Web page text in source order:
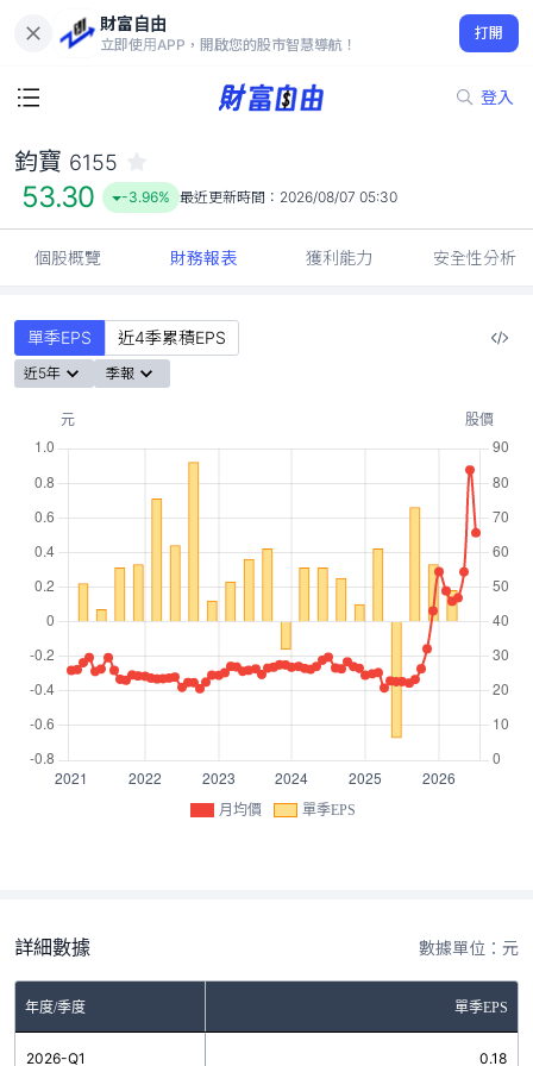
財富自由
立即使用APP，開啟您的股市智慧導航！
打開
登入
53.30
-3.96%
鈞寶 6155
53.30 -3.96% 最近更新時間： 2026/08/07 05:30
個股概覽 財務報表 獲利能力 安全性分析
單季EPS 近4季累積EPS
近5年 季報
月均價 單季EPS
詳細數據 數據單位：元
年度/季度 單季EPS
2026-Q1 0.18